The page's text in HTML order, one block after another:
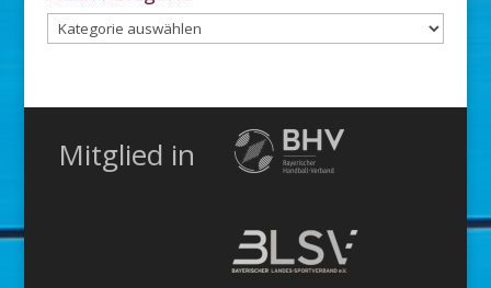
Nach
Kategorie
Mitglied in